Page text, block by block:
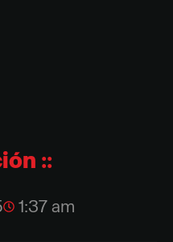
::
1:37 am